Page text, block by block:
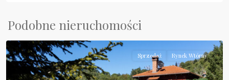
Podobne nieruchomości
Lazio
Gerano
Sprzedaż Rynek Wtórny